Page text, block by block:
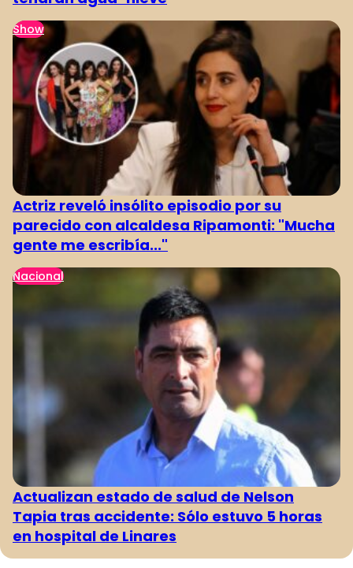
Show
Actriz reveló insólito episodio por su
parecido con alcaldesa Ripamonti: "Mucha
gente me escribía..."
Nacional
Actualizan estado de salud de Nelson
Tapia tras accidente: Sólo estuvo 5 horas
en hospital de Linares